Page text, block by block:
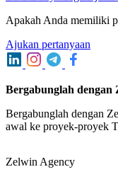
Apakah Anda memiliki
Ajukan pertanyaan
Bergabunglah dengan
Bergabunglah dengan
awal ke proyek-proyek
Zelwin Agency